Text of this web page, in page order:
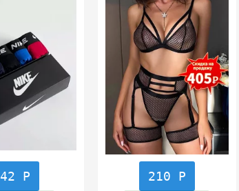
42 Р 210 Р